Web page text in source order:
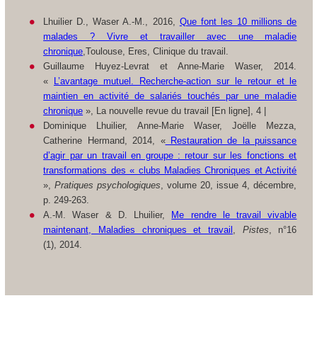
Lhuilier D., Waser A.-M., 2016, Que font les 10 millions de
malades ? Vivre et travailler avec une maladie
chronique ,Toulouse, Eres, Clinique du travail.
Guillaume Huyez-Levrat et Anne-Marie Waser, 2014.
« L’avantage mutuel. Recherche-action sur le retour et le
maintien en activité de salariés touchés par une maladie
chronique », La nouvelle revue du travail [En ligne], 4 |
Dominique Lhuilier, Anne-Marie Waser, Joëlle Mezza,
Catherine Hermand, 2014, «Restauration de la puissance
d’agir par un travail en groupe : retour sur les fonctions et
transformations des « clubs Maladies Chroniques et Activité
»,Pratiques psychologiques , volume 20, issue 4, décembre,
p. 249-263.
A.-M. Waser & D. Lhuilier, Me rendre le travail vivable
maintenant, Maladies chroniques et travail
Pistes , n°16
(1), 2014.